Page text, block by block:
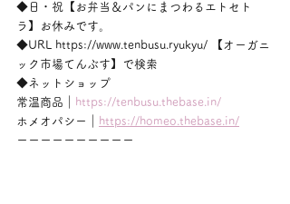
◆日・祝【お弁当＆パンにまつわるエトセト
ラ】お休みです。
◆URL https://www.tenbusu.ryukyu/ 【オーガニ
ック市場てんぶす】で検索
◆ネットショップ
常温商品｜
https://tenbusu.thebase.in/
ホメオパシー｜
https://homeo.thebase.in/
ーーーーーーーーーー